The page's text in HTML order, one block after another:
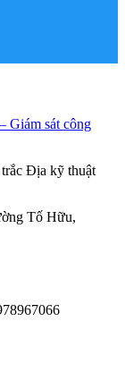
Địa kỹ thuật
Tố Hữu,